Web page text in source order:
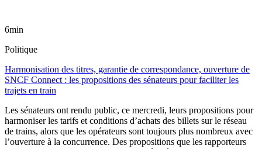
6min
Politique
Harmonisation des titres, garantie de correspondance, ouverture de
SNCF Connect : les propositions des sénateurs pour faciliter les
trajets en train
Les sénateurs ont rendu public, ce mercredi, leurs propositions pour
harmoniser les tarifs et conditions d’achats des billets sur le réseau
de trains, alors que les opérateurs sont toujours plus nombreux avec
l’ouverture à la concurrence. Des propositions que les rapporteurs